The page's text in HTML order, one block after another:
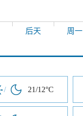
后天 周一
/ 21/12°C